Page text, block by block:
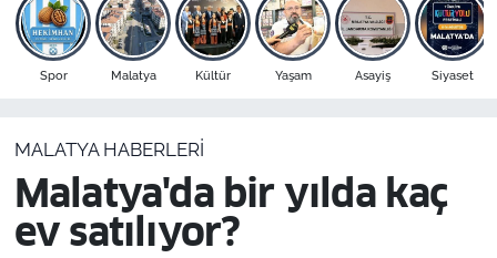
Spor Malatya Kültür Yaşam Asayiş Siyaset
MALATYA HABERLERI
Malatya'da bir yılda kaç
ev satılıyor?
Bölge
Resmi İlanlar
Süper Lig Puan Durumu ve Fikstür
Son Dakika Haberleri
Haber Arşivi